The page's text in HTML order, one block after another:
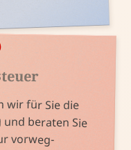
wir für Sie die
be­raten Sie
bei steuer­lichen Fragen zur vor­weg­
Be­wertung